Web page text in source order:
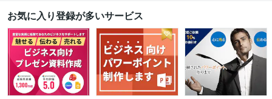
お気に入り登録が多いサービス